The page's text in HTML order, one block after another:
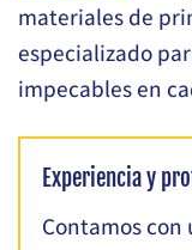
materiales de
especializado
impecables en
Experiencia y
Contamos